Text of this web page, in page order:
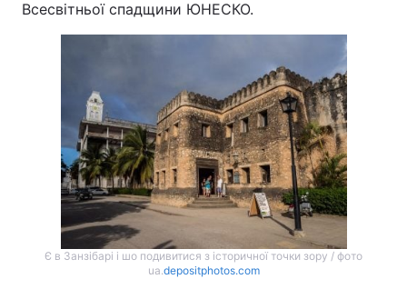
Всесвітньої спадщини ЮНЕСКО.
Є в Занзібарі і шо подивитися з історичної точки зору / фото
ua.depositphotos.com